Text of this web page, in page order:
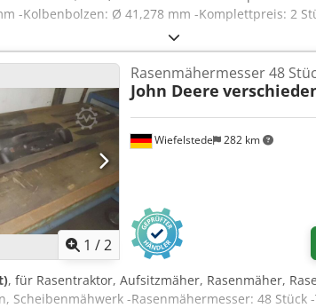
-Kolbenbolzen: Ø 41,278 mm -Komplettpreis: 2
1 /2
Wiefelstede 282 km
Rasenmähermesser 48
John Deere
, für Rasentraktor, Aufsitzmäher, Rasenmäher,
Scheibenmähwerk -Rasenmähermesser: 48 Stück